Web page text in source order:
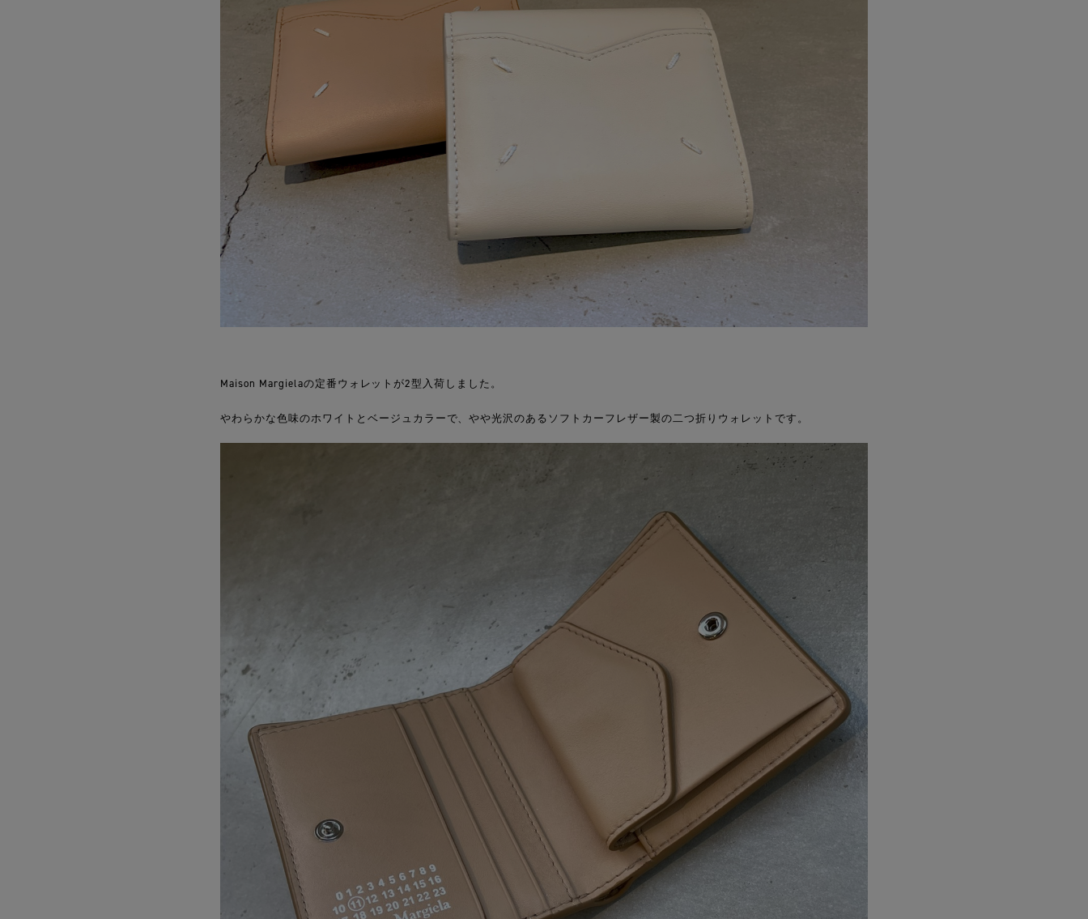
Maison Margielaの定番ウォレットが2型入荷しました。
やわらかな色味のホワイトとベージュカラーで、やや光沢のあるソフトカーフレザー製の二つ折りウォレットです。